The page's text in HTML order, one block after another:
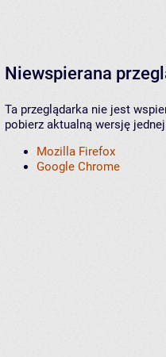
Niewspierana
Ta przeglądarka nie jest
pobierz aktualną wersję
Mozilla Firefox
Google Chrome